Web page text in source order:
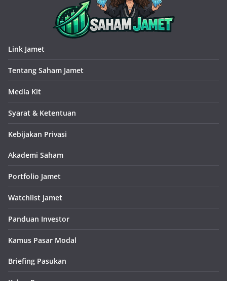
Link Jamet
Tentang Saham Jamet
Media Kit
Syarat & Ketentuan
Kebijakan Privasi
Akademi Saham
Portfolio Jamet
Watchlist Jamet
Panduan Investor
Kamus Pasar Modal
Briefing Pasukan